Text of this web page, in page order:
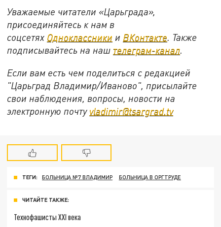
Уважаемые читатели «Царьграда»,
присоединяйтесь к нам в
соцсетях Одноклассники и ВКонтакте. Также
подписывайтесь на наш телеграм-канал.
Если вам есть чем поделиться с редакцией
"Царьград Владимир/Иваново", присылайте
свои наблюдения, вопросы, новости на
электронную почту vladimir@tsargrad.tv
ТЕГИ: БОЛЬНИЦА №7 ВЛАДИМИР БОЛЬНИЦА В ОРГТРУДЕ
ЧИТАЙТЕ ТАКЖЕ:
Технофашисты XXI века